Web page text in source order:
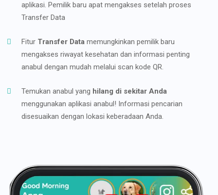
aplikasi. Pemilik baru apat mengakses setelah proses
Transfer Data
Fitur Transfer Data memungkinkan pemilik baru
mengakses riwayat kesehatan dan informasi penting
anabul dengan mudah melalui scan kode QR.
Temukan anabul yang hilang di sekitar Anda
menggunakan aplikasi anabul! Informasi pencarian
disesuaikan dengan lokasi keberadaan Anda.